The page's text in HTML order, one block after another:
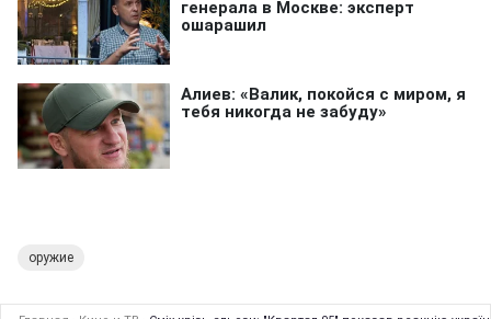
оружие